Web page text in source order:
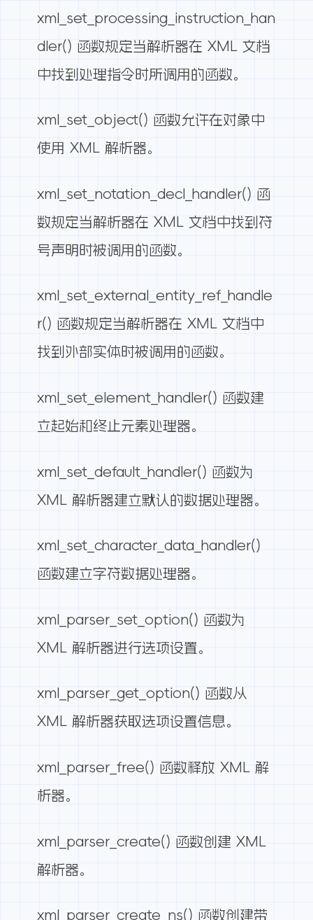
xml_set_processing_instruction_han
dler() 函数规定当解析器在 XML 文档
中找到处理指令时所调用的函数。
xml_set_object() 函数允许在对象中
使用 XML 解析器。
xml_set_notation_decl_handler() 函
数规定当解析器在 XML 文档中找到符
号声明时被调用的函数。
xml_set_external_entity_ref_handle
r() 函数规定当解析器在 XML 文档中
找到外部实体时被调用的函数。
xml_set_element_handler() 函数建
立起始和终止元素处理器。
xml_set_default_handler() 函数为
XML 解析器建立默认的数据处理器。
xml_set_character_data_handler()
函数建立字符数据处理器。
xml_parser_set_option() 函数为
XML 解析器进行选项设置。
xml_parser_get_option() 函数从
XML 解析器获取选项设置信息。
xml_parser_free() 函数释放 XML 解
析器。
xml_parser_create() 函数创建 XML
解析器。
xml_parser_create_ns() 函数创建带